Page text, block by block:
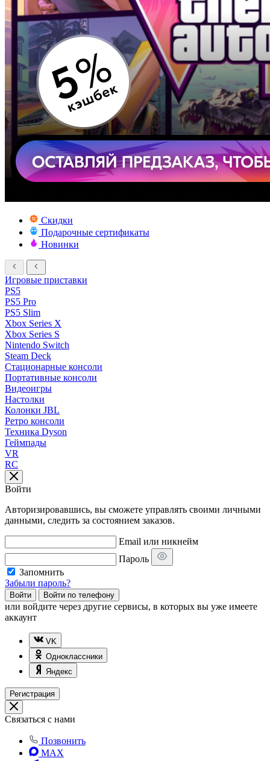
Скидки
Подарочные сертификаты
Новинки
Игровые приставки
PS5
PS5 Pro
PS5 Slim
Xbox Series X
Xbox Series S
Nintendo Switch
Steam Deck
Стационарные консоли
Портативные консоли
Видеоигры
Настолки
Колонки JBL
Ретро консоли
Техника Dyson
Геймпады
VR
RC
Войти
Авторизировавшись, вы сможете управлять своими личными
данными, следить за состоянием заказов.
Email или никнейм
Пароль
Запомнить
Забыли пароль?
Войти Войти по телефону
или войдите через другие сервисы, в которых вы уже имеете
аккаунт
VK
Одноклассники
Яндекс
Регистрация
Связаться с нами
Позвонить
MAX